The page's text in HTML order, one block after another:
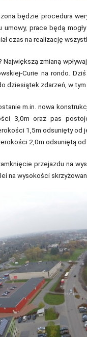
będzie procedura
umowy, prace będą
czas na realizację
zmianą
Curie na rondo.
dziesiątek zdarzeń, w
m.in. nowa
3,0m oraz pas
1,5m odsunięty od
2,0m odsuniętą
przejazdu na
na wysokości